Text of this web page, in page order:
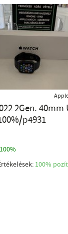
2Gen.
p4931
100%
100%